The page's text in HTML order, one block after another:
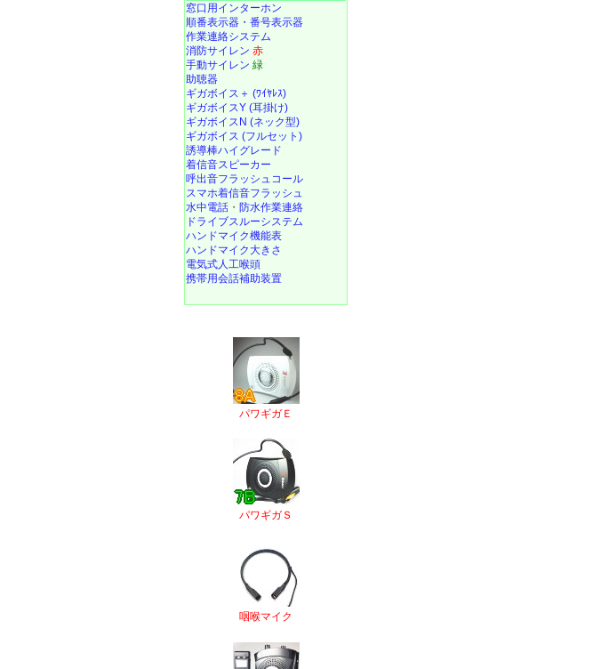
窓口用インターホン
順番表示器・番号表示器
作業連絡システム
消防サイレン 赤
手動サイレン 緑
助聴器
ギガボイス＋ (ﾜｲﾔﾚｽ)
ギガボイスY (耳掛け)
ギガボイスN (ネック型)
ギガボイス (フルセット)
誘導棒ハイグレード
着信音スピーカー
呼出音フラッシュコール
スマホ着信音フラッシュ
水中電話 ・ 防水作業連絡
ドライブスルーシステム
ハンドマイク機能表
ハンドマイク大きさ
電気式人工喉頭
携帯用会話補助装置
パワギガＥ
パワギガＳ
咽喉マイク